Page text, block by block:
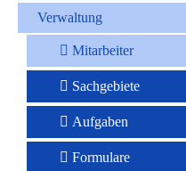
Verwaltung
Mitarbeiter
Sachgebiete
Aufgaben
Formulare